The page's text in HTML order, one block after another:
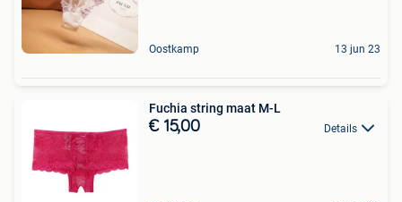
Oostkamp 13 jun 23
Fuchia string maat M-L
€ 15,00 Details